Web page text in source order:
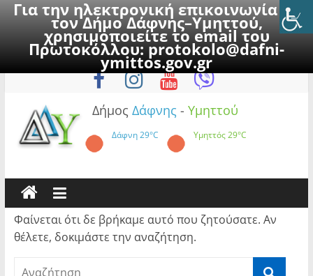
Για την ηλεκτρονική επικοινωνία με
τον Δήμο Δάφνης–Υμηττού,
χρησιμοποιείτε το email του
Πρωτοκόλλου:protokolo@dafni-
ymittos.gov.gr
to
Παρασκευή, 7 Αυγούστου 2026
Δήμος Δάφνης - Υμηττού
Δάφνη29°C Υμηττός29°C
Φαίνεται ότι δε βρήκαμε αυτό που ζητούσατε. Αν
θέλετε, δοκιμάστε την αναζήτηση.